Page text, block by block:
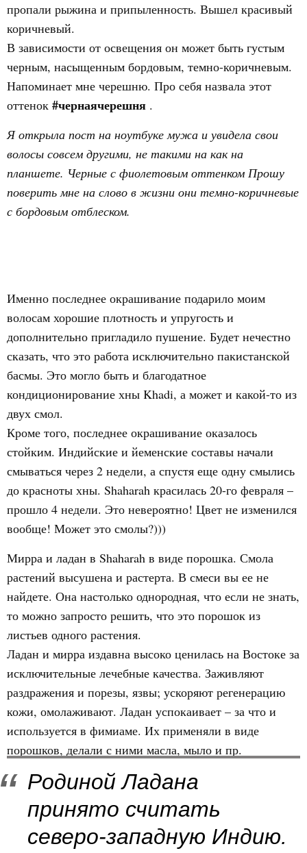
пропали рыжина и припыленность. Вышел красивый
коричневый.
В зависимости от освещения он может быть густым
черным, насыщенным бордовым, темно-коричневым.
Напоминает мне черешню. Про себя назвала этот
оттенок #чернаячерешня .
Я открыла пост на ноутбуке мужа и увидела свои
волосы совсем другими, не такими на как на
планшете. Черные с фиолетовым оттенком Прошу
поверить мне на слово в жизни они темно-коричневые
с бордовым отблеском.
Именно последнее окрашивание подарило моим
волосам хорошие плотность и упругость и
дополнительно пригладило пушение. Будет нечестно
сказать, что это работа исключительно пакистанской
басмы. Это могло быть и благодатное
кондиционирование хны Khadi, а может и какой-то из
двух смол.
Кроме того, последнее окрашивание оказалось
стойким. Индийские и йеменские составы начали
смываться через 2 недели, а спустя еще одну смылись
до красноты хны. Shaharah красилась 20-го февраля –
прошло 4 недели. Это невероятно! Цвет не изменился
вообще! Может это смолы?)))
Мирра и ладан в Shaharah в виде порошка. Смола
растений высушена и растерта. В смеси вы ее не
найдете. Она настолько однородная, что если не знать,
то можно запросто решить, что это порошок из
листьев одного растения.
Ладан и мирра издавна высоко ценилась на Востоке за
исключительные лечебные качества. Заживляют
раздражения и порезы, язвы; ускоряют регенерацию
кожи, омолаживают. Ладан успокаивает – за что и
используется в фимиаме. Их применяли в виде
порошков, делали с ними масла, мыло и пр.
Родиной Ладана
принято считать
северо-западную Индию.